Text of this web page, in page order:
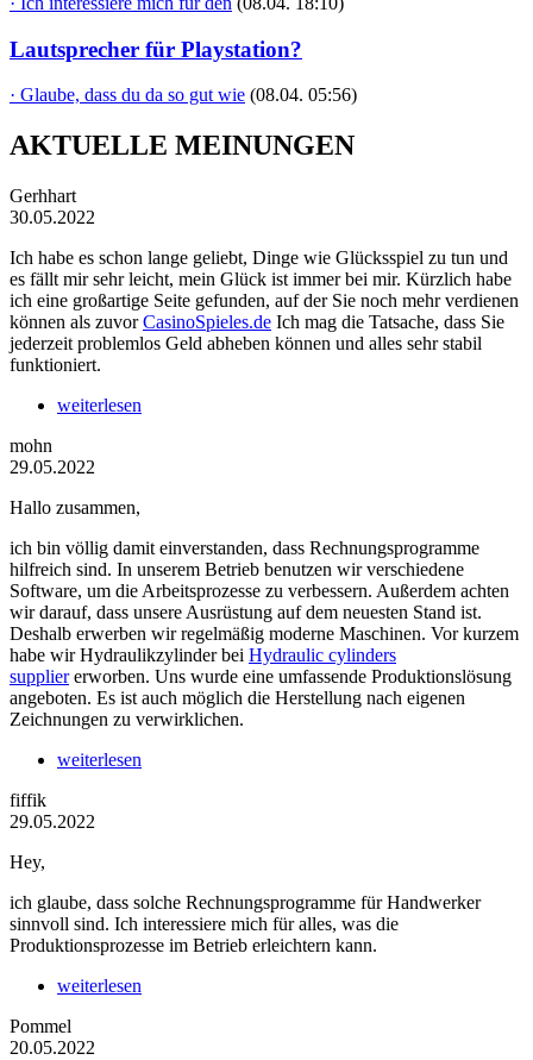
Lautsprecher für Playstation?
· Glaube, dass du da so gut wie (08.04. 05:56)
AKTUELLE MEINUNGEN
Gerhhart
30.05.2022
Ich habe es schon lange geliebt, Dinge wie Glücksspiel zu tun und
es fällt mir sehr leicht, mein Glück ist immer bei mir. Kürzlich habe
ich eine großartige Seite gefunden, auf der Sie noch mehr verdienen
können als zuvorCasinoSpieles.de Ich mag die Tatsache, dass Sie
jederzeit problemlos Geld abheben können und alles sehr stabil
funktioniert.
weiterlesen
mohn
29.05.2022
Hallo zusammen,
ich bin völlig damit einverstanden, dass Rechnungsprogramme
hilfreich sind. In unserem Betrieb benutzen wir verschiedene
Software, um die Arbeitsprozesse zu verbessern. Außerdem achten
wir darauf, dass unsere Ausrüstung auf dem neuesten Stand ist.
Deshalb erwerben wir regelmäßig moderne Maschinen. Vor kurzem
habe wir Hydraulikzylinder bei Hydraulic cylinders
suppliererworben. Uns wurde eine umfassende Produktionslösung
angeboten. Es ist auch möglich die Herstellung nach eigenen
Zeichnungen zu verwirklichen.
weiterlesen
fiffik
29.05.2022
Hey,
ich glaube, dass solche Rechnungsprogramme für Handwerker
sinnvoll sind. Ich interessiere mich für alles, was die
Produktionsprozesse im Betrieb erleichtern kann.
weiterlesen
Pommel
20.05.2022